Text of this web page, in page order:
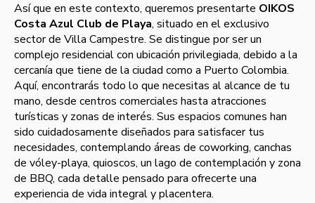
Así que en este contexto, queremos presentarte OIKOS
Costa Azul Club de Playa, situado en el exclusivo
sector de Villa Campestre. Se distingue por ser un
complejo residencial con ubicación privilegiada, debido a la
cercanía que tiene de la ciudad como a Puerto Colombia.
Aquí, encontrarás todo lo que necesitas al alcance de tu
mano, desde centros comerciales hasta atracciones
turísticas y zonas de interés. Sus espacios comunes han
sido cuidadosamente diseñados para satisfacer tus
necesidades, contemplando áreas de coworking, canchas
de vóley-playa, quioscos, un lago de contemplación y zona
de BBQ, cada detalle pensado para ofrecerte una
experiencia de vida integral y placentera.